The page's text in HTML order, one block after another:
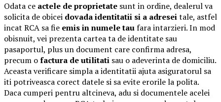
Odata ce actele de proprietate sunt in ordine, dealerul va
solicita de obicei dovada identitatii si a adreseitale, astfel
incat RCA sa fie emis in numele taufara intarzieri. In mod
obisnuit, vei prezenta cartea ta de identitate sau
pasaportul, plus un document care confirma adresa,
precum ofactura de utilitati sau o adeverinta de domiciliu.
Aceasta verificare simpla a identitatii ajuta asiguratorul sa
iti potriveasca corect datele si sa evite erorile la polita.
Daca cumperi pentru altcineva, adu si documentele acelei